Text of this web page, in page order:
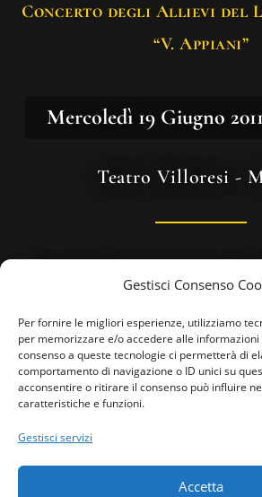
Gestisci Consenso
Per fornire le migliori esperienze, utilizziamo
per memorizzare e/o accedere alle informazioni
consenso a queste tecnologie ci permetterà di
comportamento di navigazione o ID unici su
acconsentire o ritirare il consenso può influire
caratteristiche e funzioni.
Gestisci servizi
Accetta
Concerto degli Allievi del
“V. Appiani”
Mercoledì 19 Giugno
Teatro Villoresi -
Classi Superiori di
Concerto degli Allievi del
“V. Appiani”
Cerimonia di Consegna delle
Venerdì 22 Giugno 2011